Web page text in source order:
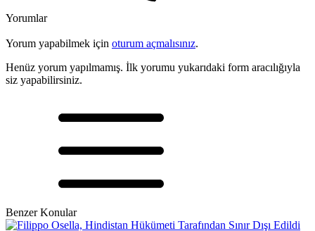
Yorumlar
Yorum yapabilmek için oturum açmalısınız.
Henüz yorum yapılmamış. İlk yorumu yukarıdaki form aracılığıyla
siz yapabilirsiniz.
Benzer Konular